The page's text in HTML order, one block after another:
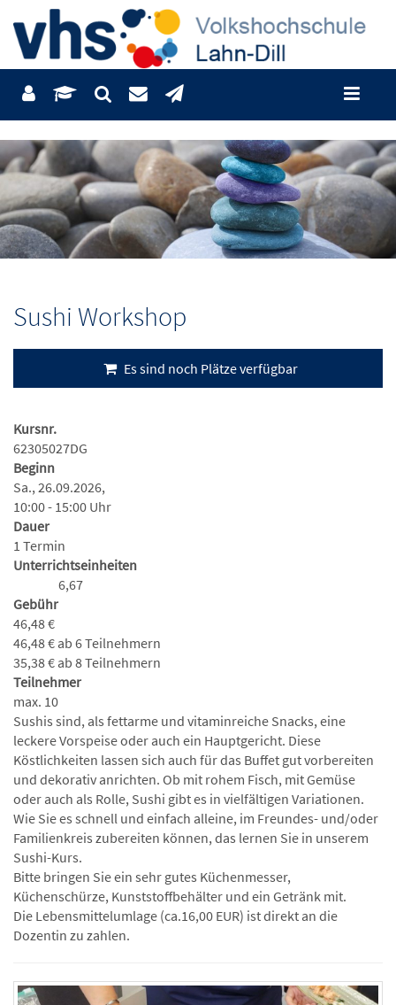
Sushi Workshop
Es sind noch Plätze verfügbar
Kursnr.
62305027DG
Beginn
Sa., 26.09.2026,
10:00 - 15:00 Uhr
Dauer
1 Termin
Unterrichtseinheiten
6,67
Gebühr
46,48 €
46,48 € ab 6 Teilnehmern
35,38 € ab 8 Teilnehmern
Teilnehmer
max. 10
Sushis sind, als fettarme und vitaminreiche Snacks, eine
leckere Vorspeise oder auch ein Hauptgericht. Diese
Köstlichkeiten lassen sich auch für das Buffet gut vorbereiten
und dekorativ anrichten. Ob mit rohem Fisch, mit Gemüse
oder auch als Rolle, Sushi gibt es in vielfältigen Variationen.
Wie Sie es schnell und einfach alleine, im Freundes- und/oder
Familienkreis zubereiten können, das lernen Sie in unserem
Sushi-Kurs.
Bitte bringen Sie ein sehr gutes Küchenmesser,
Küchenschürze, Kunststoffbehälter und ein Getränk mit.
Die Lebensmittelumlage (ca.16,00 EUR) ist direkt an die
Dozentin zu zahlen.